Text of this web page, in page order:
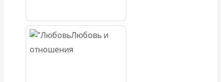
Любовь и
отношения